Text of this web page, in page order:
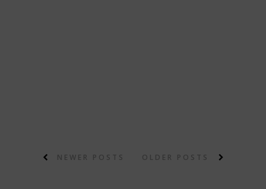
NEWER POSTS OLDER POSTS